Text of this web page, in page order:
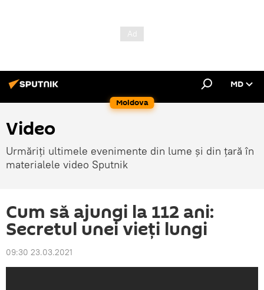
Moldova
MD
Video
Urmăriți ultimele evenimente din lume și din țară în
materialele video Sputnik
Cum să ajungi la 112 ani:
Secretul unei vieți lungi
09:30 23.03.2021